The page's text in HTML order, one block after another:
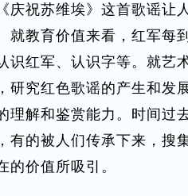
庆祝苏维埃》这首歌谣让
就教育价值来看，红军每
红军、认识字等。就艺
研究红色歌谣的产生和发
解和鉴赏能力。时间过
有的被人们传承下来，搜
价值所吸引。